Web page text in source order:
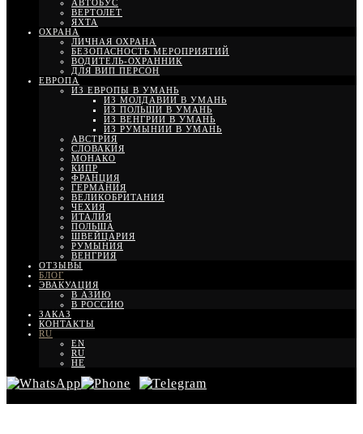
АВТОБУС
ВЕРТОЛЕТ
ЯХТА
ОХРАНА
ЛИЧНАЯ ОХРАНА
БЕЗОПАСНОСТЬ МЕРОПРИЯТИЙ
ВОДИТЕЛЬ-ОХРАННИК
ДЛЯ ВИП ПЕРСОН
ЕВРОПА
ИЗ ЕВРОПЫ В УМАНЬ
ИЗ МОЛДАВИИ В УМАНЬ
ИЗ ПОЛЬШИ В УМАНЬ
ИЗ ВЕНГРИИ В УМАНЬ
ИЗ РУМЫНИИ В УМАНЬ
АВСТРИЯ
СЛОВАКИЯ
МОНАКО
КИПР
ФРАНЦИЯ
ГЕРМАНИЯ
ВЕЛИКОБРИТАНИЯ
ЧЕХИЯ
ИТАЛИЯ
ПОЛЬША
ШВЕЙЦАРИЯ
РУМЫНИЯ
ВЕНГРИЯ
ОТЗЫВЫ
БЛОГ
ЭВАКУАЦИЯ
В АЗИЮ
В РОССИЮ
ЗАКАЗ
КОНТАКТЫ
RU
EN
RU
HE